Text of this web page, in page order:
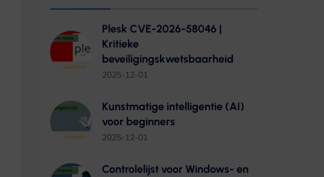
Plesk CVE-2026-58046 |
Kritieke
beveiligingskwetsbaarheid
2025-12-01
Kunstmatige intelligentie (AI)
voor beginners
2025-12-01
Controlelijst voor Windows- en